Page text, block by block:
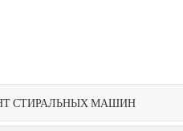
СТИРАЛЬНЫХ МАШИН